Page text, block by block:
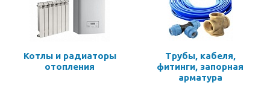
Котлы и радиаторы
отопления
Трубы, кабеля,
фитинги, запорная
арматура